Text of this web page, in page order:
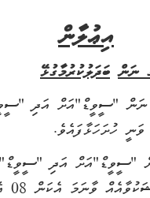
އިޢުލާން
ނަން ބަދަލުކުރުމާގުޅޭ
އަދި
ހުށަހަޅާފައެވެ.
އަދި "ސީވީޑް"